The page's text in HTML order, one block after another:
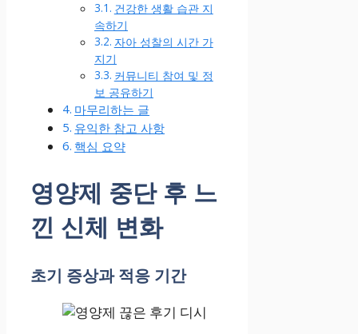
건강한 생활 습관 지
속하기
자아 성찰의 시간 가
지기
커뮤니티 참여 및 정
보 공유하기
마무리하는 글
유익한 참고 사항
핵심 요약
영양제 중단 후 느
낀 신체 변화
초기 증상과 적응 기간